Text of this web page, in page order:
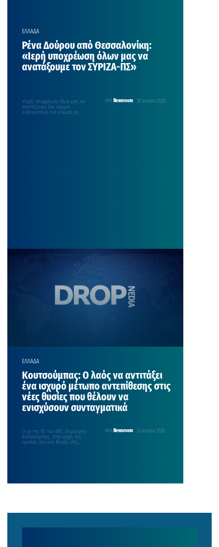
ΕΛΛΑΔΑ
Ρένα Δούρου από Θεσσαλονίκη:
«Ιερή υποχρέωση όλων μας να
ανατάξουμε τον ΣΥΡΙΖΑ-ΠΣ»
Από Newsroom 30 Ιουλίου 2026
«Ιερή υποχρέωση όλων μας να
ανατάξουμε ένα κόμμα
κυβερνητικό, ένα κόμμα με
ΕΛΛΑΔΑ
Κουτσούμπας: Ο λαός να αντιτάξει
ένα ισχυρό μέτωπο αντεπίθεσης στις
νέες θυσίες που θέλουν να
ενισχύσουν συνταγματικά
Από Newsroom 24 Ιουλίου 2026
Ο γγ της ΚΕ του ΚΚΕ, Δημήτρης
Κουτσούμπας, στην αρχή της
ομιλίας του στη Βουλή στη